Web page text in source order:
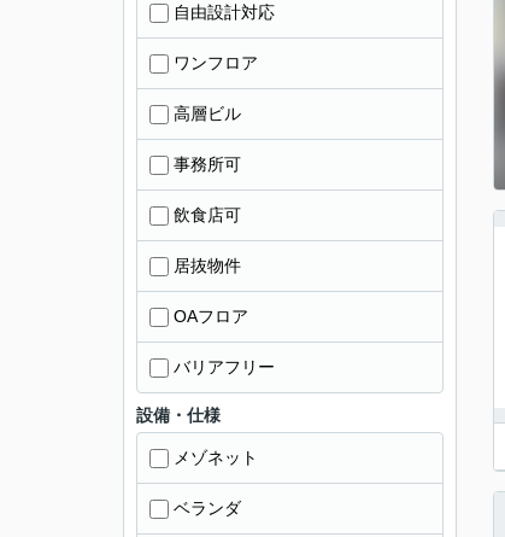
自由設計対応
ワンフロア
高層ビル
事務所可
飲食店可
居抜物件
OAフロア
バリアフリー
設備・仕様
メゾネット
ベランダ